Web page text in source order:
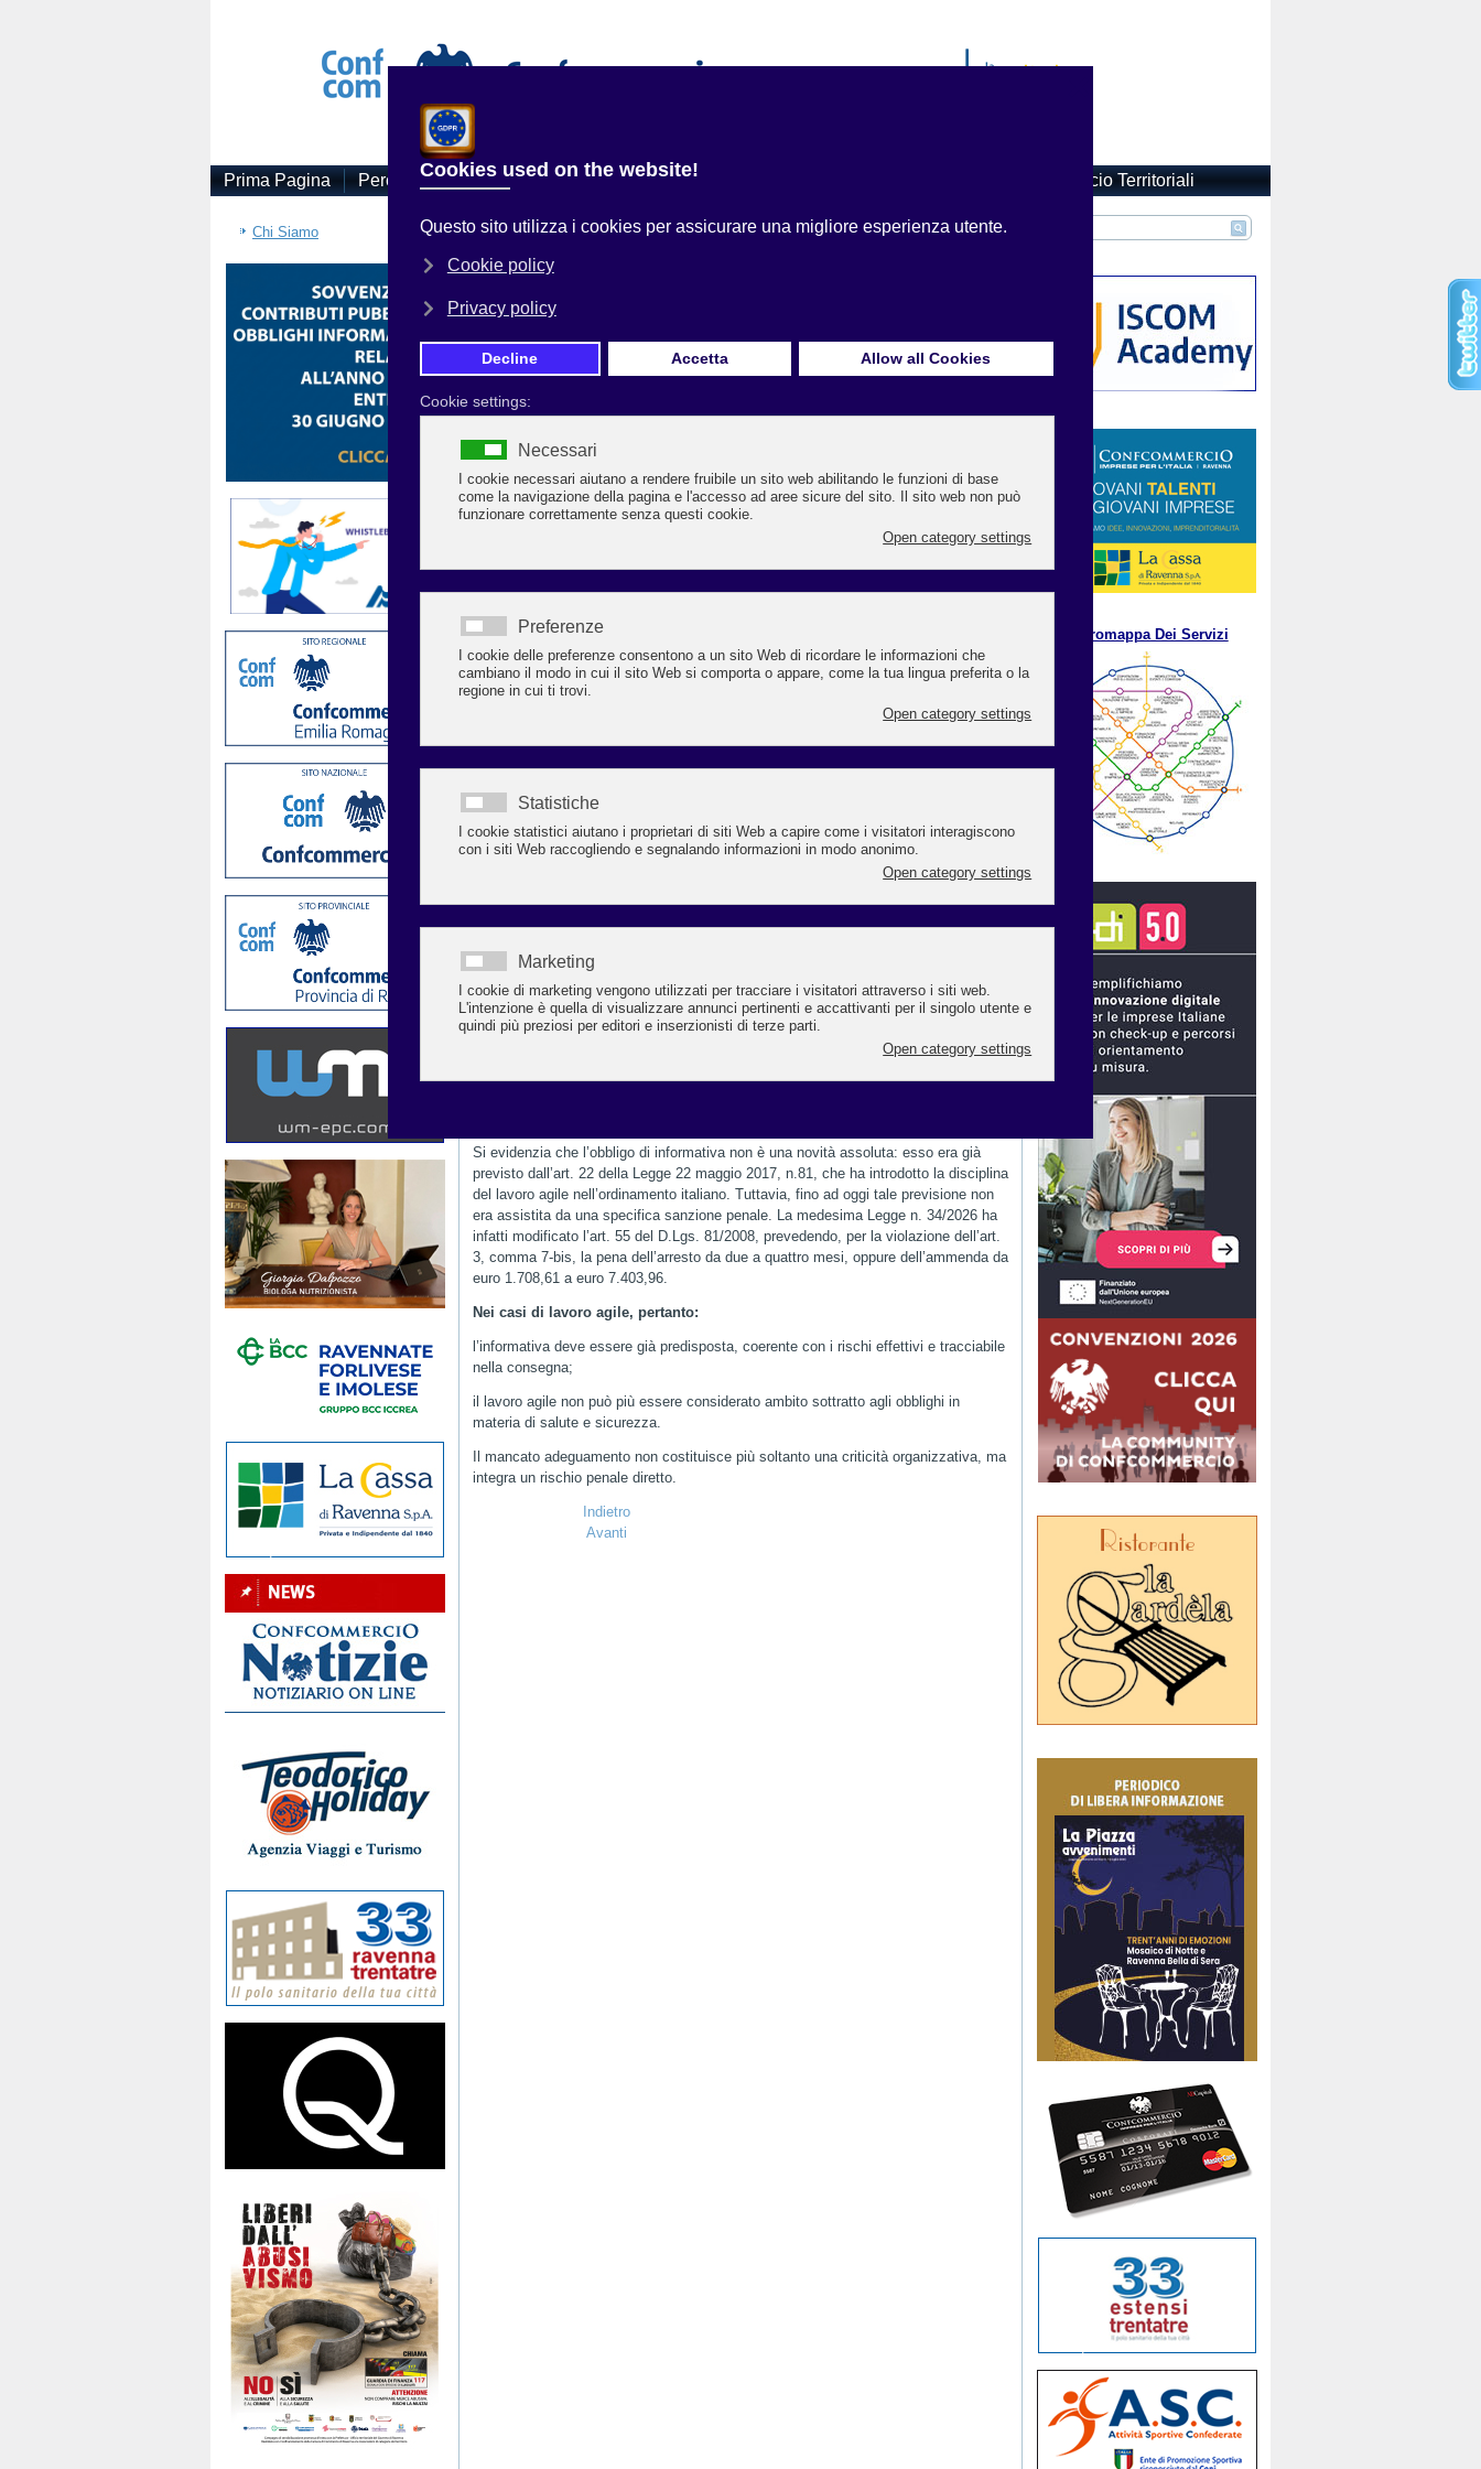
Prima Pagina Perchè Associarsi Servizi alle Imprese Confcommercio Territoriali
Chi Siamo
Sei qui:Home Uncategorised
LAVORO AGILE IN VIGORE L’OBBLIGO
PENALMENTE SANZIONATO DI CONSEGNA DELL’INFORMATIVA SU SALUTE E
SICUREZZA
Prima Pagina
PENALMENTE SANZIONATO DI CONSEGNA
DELL’INFORMATIVA SU SALUTE E SICUREZZA
organizzativa, ma integra un rischio penale diretto
Si ricorda che dal 7 aprile 2026 è entrato in vigore l’obbligo, penalmente sanzionato,
di consegnare l’informativa scritta in materia di salute e sicurezza ai lavoratori in
fuori dei luoghi nella disponibilità giuridica del datore di lavoro, gli obblighi di
sicurezza compatibili con tale modalità sono assolti mediante la consegna, con
cadenza almeno annuale, di un’informativa scritta al lavoratore e al rappresentante
dei lavoratori per la sicurezza (RLS).
Tale informativa deve riguardare:
Si evidenzia che l’obbligo di informativa non è una novità assoluta: esso era già
previsto dall’art. 22 della Legge 22 maggio 2017, n.81, che ha introdotto la disciplina
del lavoro agile nell’ordinamento italiano. Tuttavia, fino ad oggi tale previsione non
era assistita da una specifica sanzione penale. La medesima Legge n. 34/2026 ha
infatti modificato l’art. 55 del D.Lgs. 81/2008, prevedendo, per la violazione dell’art.
3, comma 7-bis, la pena dell’arresto da due a quattro mesi, oppure dell’ammenda da
euro 1.708,61 a euro 7.403,96.
Nei casi di lavoro agile, pertanto:
l’informativa deve essere già predisposta, coerente con i rischi effettivi e tracciabile
nella consegna;
il lavoro agile non può più essere considerato ambito sottratto agli obblighi in
materia di salute e sicurezza.
Il mancato adeguamento non costituisce più soltanto una criticità organizzativa, ma
integra un rischio penale diretto.
Indietro
Avanti
etromappa Dei Servizi